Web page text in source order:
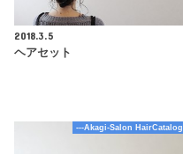
2018.3.5
ヘアセット
---Akagi-Salon HairCatalog